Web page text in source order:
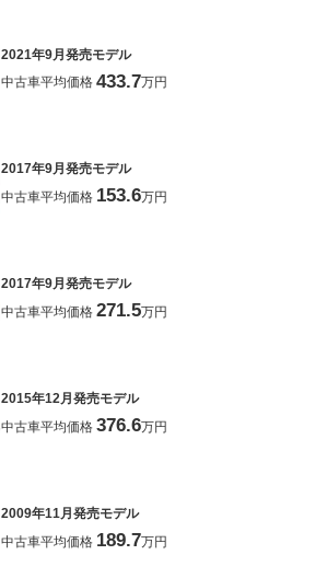
2021年9月発売モデル
中古車平均価格 433.7万円
2017年9月発売モデル
中古車平均価格 153.6万円
2017年9月発売モデル
中古車平均価格 271.5万円
2015年12月発売モデル
中古車平均価格 376.6万円
2009年11月発売モデル
中古車平均価格 189.7万円